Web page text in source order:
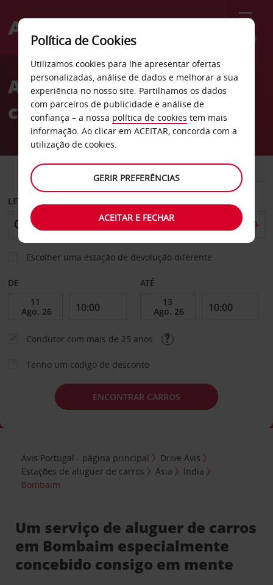
Menu
Welcome
AvisAluguer de
carros Bombaim
CARRO COMERCIAIS
LEVANTAR EM
Escolher uma estação de devolução diferente
DE ATÉ
Condutor com mais de 25 anos
Tenho um código de desconto
ENCONTRAR CARROS
Avis Portugal - página principal
Drive Avis
Estações de aluguer de carros
Ásia
Índia
Bombaim
Um serviço de aluguer de carros
em Bombaim especialmente
concebido consigo em mente
Política de Cookies
Utilizamos cookies para lhe apresentar ofertas
personalizadas, análise de dados e melhorar a sua
experiência no nosso site. Partilhamos os dados
com parceiros de publicidade e análise de
confiança – a nossa política de cookies tem mais
informação. Ao clicar em ACEITAR, concorda com a
utilização de cookies.
GERIR PREFERÊNCIAS
ACEITAR E FECHAR